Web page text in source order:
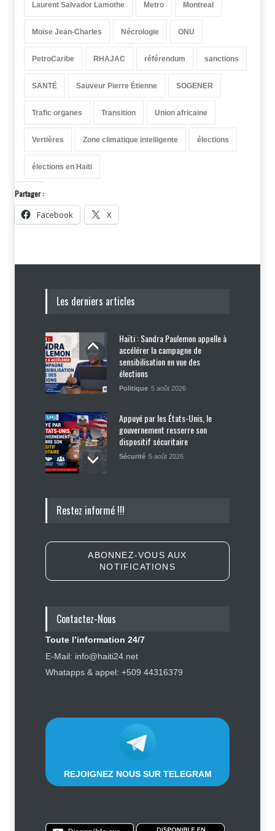
Laurent Salvador Lamothe Metro Montreal
Moïse Jean-Charles Nécrologie ONU
PetroCaribe RHAJAC référendum sanctions
SANTÉ Sauveur Pierre Étienne SOGENER
Trafic organes Transition Union africaine
Vertières Zone climatique intelligente élections
élections en Haïti
Partager :
Facebook X
Les derniers articles
Haïti : Sandra Paulemon appelle à
accélérer la campagne de
sensibilisation en vue des
élections
Politique 5 août 2026
Appuyé par les États-Unis, le
gouvernement resserre son
dispositif sécuritaire
Sécurité 5 août 2026
Latortue aujourd’hui en quête de
Haïti : les plaintes contre Sunrise
Élections : Alix Didier Fils-Aimé
montre l’exemple en s’inscrivant
Restez informé !!!
ABONNEZ-VOUS AUX
NOTIFICATIONS
Contactez-Nous
Toute l’information 24/7
E-Mail: info@haiti24.net
Whatapps & appel: +509 44316379
REJOIGNEZ NOUS SUR TELEGRAM